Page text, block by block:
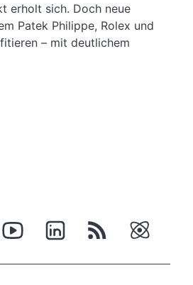
erholt sich. Doch neue
Patek Philippe, Rolex und
– mit deutlichem